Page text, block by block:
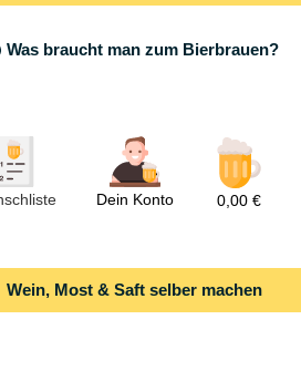
Was braucht man zum Bierbrauen?
Dein Konto 0,00 €
Wein, Most & Saft selber machen